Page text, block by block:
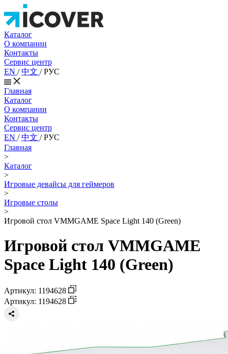
Каталог
О компании
Контакты
Сервис центр
EN /中文 /РУС
Главная
Каталог
О компании
Контакты
Сервис центр
EN /中文 /РУС
Главная
>
Каталог
>
Игровые девайсы для геймеров
>
Игровые столы
>
Игровой стол VMMGAME Space Light 140 (Green)
Игровой стол VMMGAME
Space Light 140 (Green)
Артикул: 1194628
Артикул: 1194628